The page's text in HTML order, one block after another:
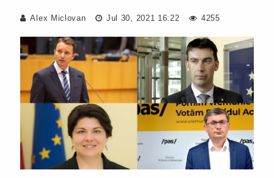
Alex Miclovan Jul 30, 2021 16:22 4255